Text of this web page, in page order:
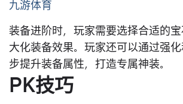
九游体育
装备进阶时，玩家需要选择合适的
大化装备效果。玩家还可以通过强
步提升装备属性，打造专属神装。
PK技巧